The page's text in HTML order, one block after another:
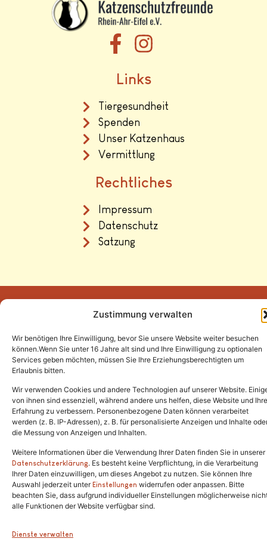
Zustimmung verwalten
Wir benötigen Ihre Einwilligung, bevor Sie unsere Website weiter besuchen
können.Wenn Sie unter 16 Jahre alt sind und Ihre Einwilligung zu optionalen
Services geben möchten, müssen Sie Ihre Erziehungsberechtigten um
Erlaubnis bitten.
Wir verwenden Cookies und andere Technologien auf unserer Website.
von ihnen sind essenziell, während andere uns helfen, diese Website und Ihre
Erfahrung zu verbessern. Personenbezogene Daten können verarbeitet
werden (z. B. IP-Adressen), z. B. für personalisierte Anzeigen und Inhalte
die Messung von Anzeigen und Inhalten.
Weitere Informationen über die Verwendung Ihrer Daten finden Sie in unserer
Datenschutzerklärung. Es besteht keine Verpflichtung, in die Verarbeitung
Ihrer Daten einzuwilligen, um dieses Angebot zu nutzen. Sie können Ihre
Auswahl jederzeit unterEinstellungen widerrufen oder anpassen. Bitte
beachten Sie, dass aufgrund individueller Einstellungen möglicherweise
alle Funktionen der Website verfügbar sind.
Dienste verwalten
Links
Tiergesundheit
Spenden
Unser Katzenhaus
Vermittlung
Rechtliches
Impressum
Datenschutz
Satzung
Copyright © 2024. Alle Rechte vorbehalten.
Tel.:(02646) 915928
info@katzenschutzfreunde.de
Im Brandenfeld 22
53426 Schalkenbach